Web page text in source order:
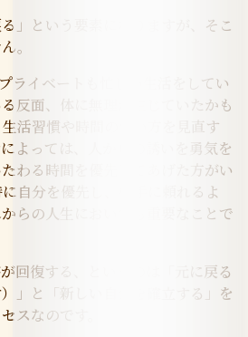
」という要素になりますが、そこ
。
ライベートも忙しい生活をしてい
反面、体に無理が生じていたかも
活習慣や時間の使い方を見直す
よっては、人からの誘いを勇気を
わる時間を優先してあげた方がい
自分を優先し、相手に頼れるよ
らの人生においても重要なことで
回復する、というのは
「元に戻る
」 と
「新しい自分を確立する」を
スなのです。